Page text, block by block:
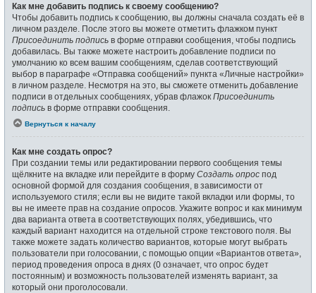
Как мне добавить подпись к своему сообщению?
Чтобы добавить подпись к сообщению, вы должны сначала создать её в
личном разделе. После этого вы можете отметить флажком пункт
Присоединить подпись в форме отправки сообщения, чтобы подпись
добавилась. Вы также можете настроить добавление подписи по
умолчанию ко всем вашим сообщениям, сделав соответствующий
выбор в параграфе «Отправка сообщений» пункта «Личные настройки»
в личном разделе. Несмотря на это, вы сможете отменить добавление
подписи в отдельных сообщениях, убрав флажок Присоединить
подпись в форме отправки сообщения.
Вернуться к началу
Как мне создать опрос?
При создании темы или редактировании первого сообщения темы
щёлкните на вкладке или перейдите в форму Создать опрос под
основной формой для создания сообщения, в зависимости от
используемого стиля; если вы не видите такой вкладки или формы, то
вы не имеете прав на создание опросов. Укажите вопрос и как минимум
два варианта ответа в соответствующих полях, убедившись, что
каждый вариант находится на отдельной строке текстового поля. Вы
также можете задать количество вариантов, которые могут выбрать
пользователи при голосовании, с помощью опции «Вариантов ответа»,
период проведения опроса в днях (0 означает, что опрос будет
постоянным) и возможность пользователей изменять вариант, за
который они проголосовали.